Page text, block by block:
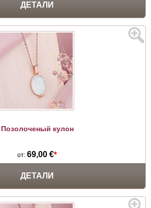
ДЕТАЛИ
Позолоченый кулон
от: 69,00 €*
ДЕТАЛИ